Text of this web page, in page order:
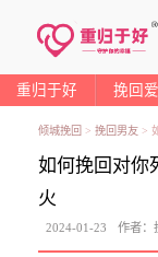
重归于好 挽回
倾城挽回 > 挽回男友>
如何挽回对你
火
2024-01-23 作者：